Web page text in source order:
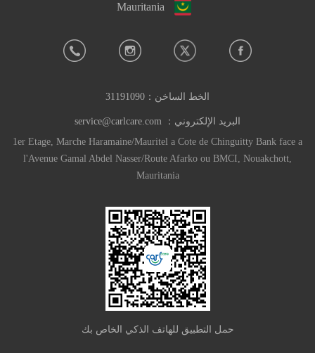
Mauritania
الخط الساخن： 31191090
البريد الإلكتروني： service@carlcare.com
1er Etage, Marche Haramaine/Mauritel a Cote de Chinguitty Bank face a
l'Avenue Gamal Abdel Nasser/Route Afarko ou BMCI, Nouakchott,
Mauritania
حمل التطبيق للهاتف الذكي الخاص بك